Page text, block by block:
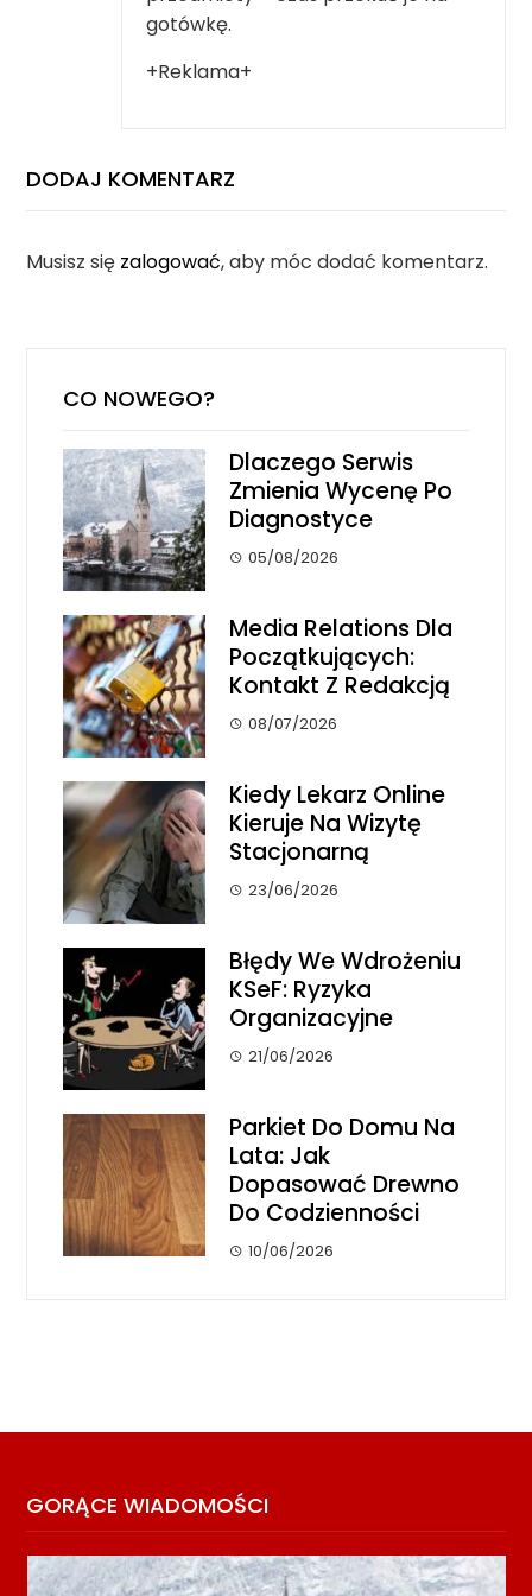
gotówkę.
+Reklama+
DODAJ KOMENTARZ
Musisz się zalogować, aby móc dodać komentarz.
CO NOWEGO?
Dlaczego Serwis
Zmienia Wycenę Po
Diagnostyce
05/08/2026
Media Relations Dla
Początkujących:
Kontakt Z Redakcją
08/07/2026
Kiedy Lekarz Online
Kieruje Na Wizytę
Stacjonarną
23/06/2026
Błędy We Wdrożeniu
KSeF: Ryzyka
Organizacyjne
21/06/2026
Parkiet Do Domu Na
Lata: Jak
Dopasować Drewno
Do Codzienności
10/06/2026
GORĄCE WIADOMOŚCI